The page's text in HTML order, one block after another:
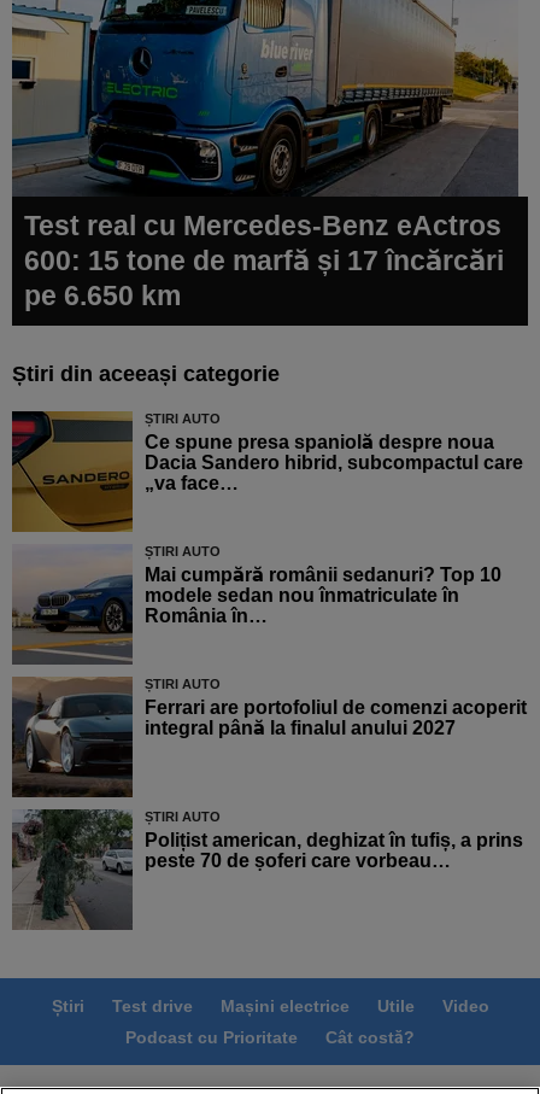
Test real cu Mercedes-Benz eActros
600: 15 tone de marfă și 17 încărcări
pe 6.650 km
Știri din aceeași categorie
ȘTIRI AUTO
Ce spune presa spaniolă despre noua
Dacia Sandero hibrid, subcompactul care
„va face…
ȘTIRI AUTO
Mai cumpără românii sedanuri? Top 10
modele sedan nou înmatriculate în
România în…
ȘTIRI AUTO
Ferrari are portofoliul de comenzi acoperit
integral până la finalul anului 2027
ȘTIRI AUTO
Polițist american, deghizat în tufiș, a prins
peste 70 de șoferi care vorbeau…
Știri Test drive Mașini electrice Utile
Video
Podcast cu Prioritate
Cât costă?